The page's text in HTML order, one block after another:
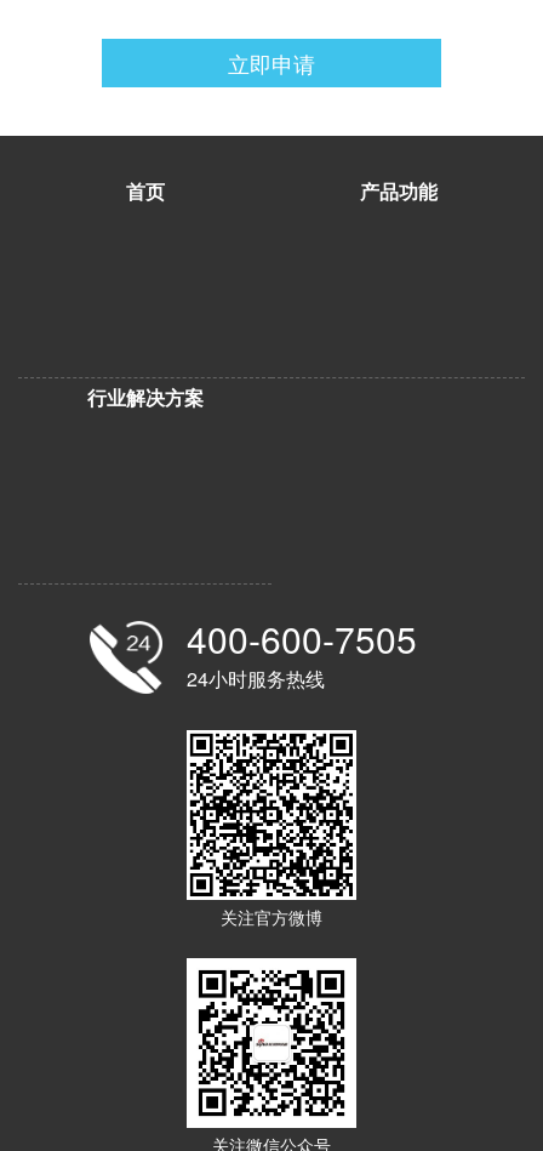
立即申请
首页 产品功能
行业解决方案
400-600-7505
24小时服务热线
关注官方微博
关注微信公众号